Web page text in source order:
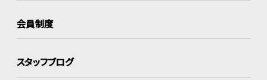
会員制度
スタッフブログ